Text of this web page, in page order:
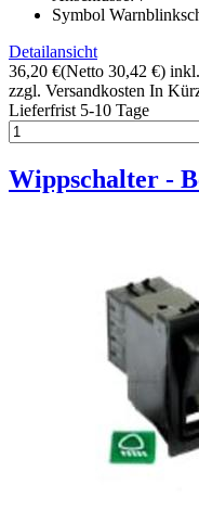
Symbol
Detailansicht
36,20 €(Netto 30,42 €)
zzgl. Versandkosten In
Lieferfrist 5-10 Tage
Wippschalter -